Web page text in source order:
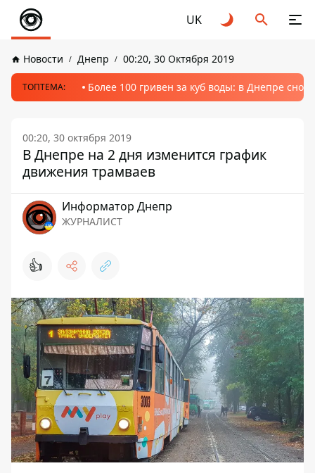
UK
Новости Днепр 00:20, 30 Октября 2019
ТОПТЕМА: Более 100 гривен за куб воды: в Днепре
00:20, 30 октября 2019
В Днепре на 2 дня изменится график
движения трамваев
Информатор Днепр
ЖУРНАЛИСТ
👍